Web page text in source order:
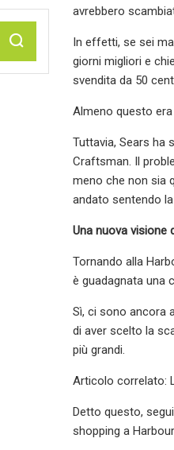
avrebbero
In effetti, se sei
giorni migliori e
svendita da 50
Almeno questo
Tuttavia, Sears ha
Craftsman. Il
meno che non sia
andato sentendo
Una nuova
Tornando alla
è guadagnata una
Sì, ci sono ancora
di aver scelto la
più grandi.
Articolo correlato:
Detto questo,
shopping a